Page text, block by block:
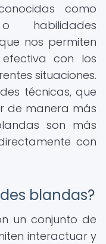
como
habilidades
nos permiten
con los
situaciones.
técnicas, que
de manera más
son más
con
blandas?
un conjunto de
interactuar y